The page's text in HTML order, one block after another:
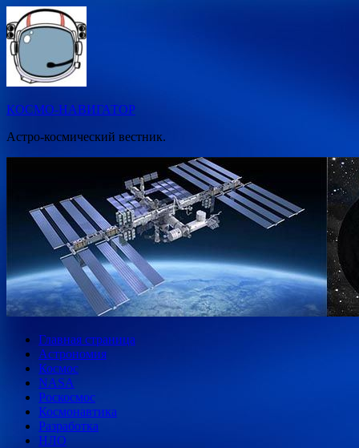
Перейти
к
содержимому
КОСМО-НАВИГАТОР
Астро-космический вестник.
Главная страница
Астрономия
Космос
NASA
Роскосмос
Космонавтика
Разработка
НЛО